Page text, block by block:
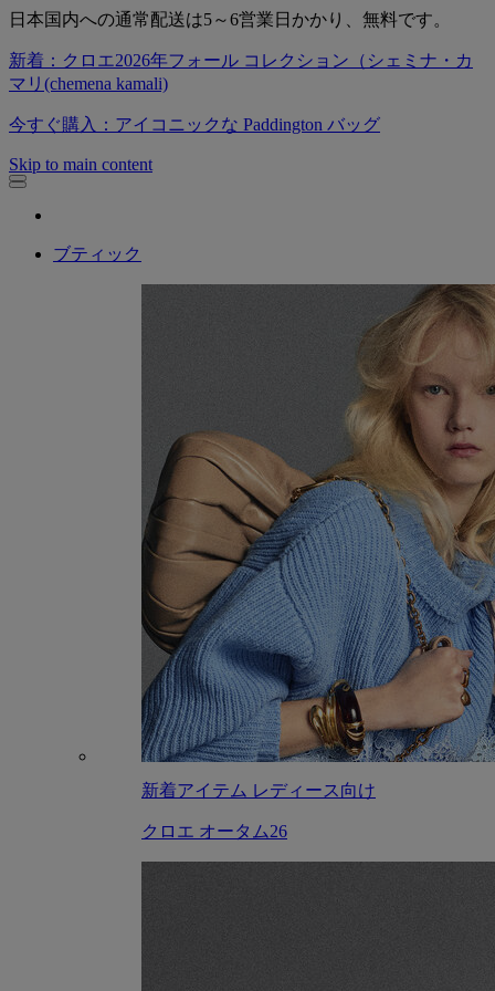
日本国内への通常配送は5～6営業日かかり、無料です。
新着：クロエ2026年フォール コレクション（シェミナ・カ
マリ(chemena kamali)
今すぐ購入：アイコニックな Paddington バッグ
Skip to main content
ブティック
新着アイテム レディース向け
クロエ オータム26